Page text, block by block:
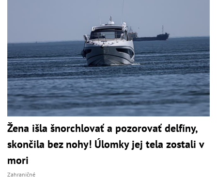
Žena išla šnorchlovať a pozorovať delfíny,
skončila bez nohy! Úlomky jej tela zostali v
mori
Zahraničné